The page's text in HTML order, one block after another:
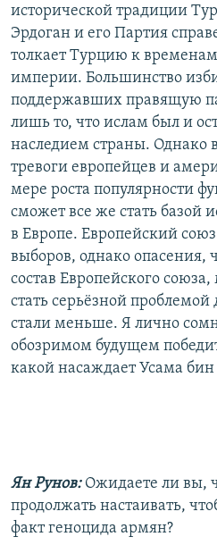
исторической традиции
Эрдоган и его Партия
толкает Турцию к
империи. Большинство
поддержавших правящую
лишь то, что ислам был и
наследием страны. Однако
тревоги европейцев и
мере роста популярности
сможет все же стать базой
в Европе. Европейский
выборов, однако опасения,
состав Европейского
стать серьёзной проблемой
стали меньше. Я лично
обозримом будущем
какой насаждает Усама
Ян Рунов: Ожидаете ли вы,
продолжать настаивать,
факт геноцида армян?